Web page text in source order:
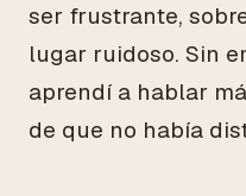
ser frustrante,
lugar ruidoso. Sin
aprendí a hablar
de que no había